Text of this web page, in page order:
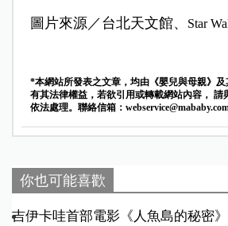
圖片來源／台北天文館、
Star
*本網站所發表之文章，均由《嬰兒與母親》
有其法律權益，若欲引用或轉載網站內容， 請
依法處理。聯絡信箱：
你也可能喜歡
吉伊卡哇首部電影《人魚島的秘密